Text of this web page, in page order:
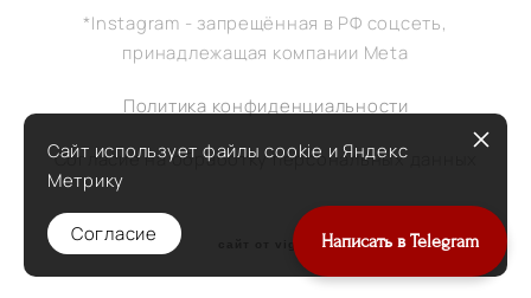
Написать в Telegram
*Instagram - запрещённая в РФ соцсеть,
принадлежащая компании Meta
Политика конфиденциальности
Согласие на обработку персональных данных
сайт от vigbo
Сайт использует файлы cookie и Яндекс
Метрику
Согласие